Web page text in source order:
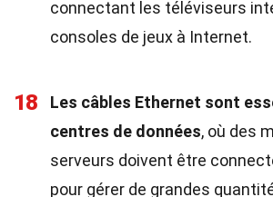
connectant les téléviseurs
consoles de jeux à Internet.
18
Les câbles Ethernet sont
centres de données, où des
serveurs doivent être
pour gérer de grandes